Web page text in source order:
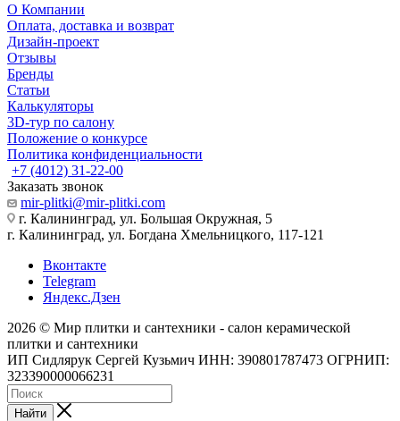
О Компании
Оплата, доставка и возврат
Дизайн-проект
Отзывы
Бренды
Статьи
Калькуляторы
3D-тур по салону
Положение о конкурсе
Политика конфиденциальности
+7 (4012) 31-22-00
Заказать звонок
mir-plitki@mir-plitki.com
г. Калининград, ул. Большая Окружная, 5
г. Калининград, ул. Богдана Хмельницкого, 117-121
Вконтакте
Telegram
Яндекс.Дзен
2026 © Мир плитки и сантехники - салон керамической
плитки и сантехники
ИП Сидлярук Сергей Кузьмич ИНН: 390801787473 ОГРНИП:
323390000066231
Найти